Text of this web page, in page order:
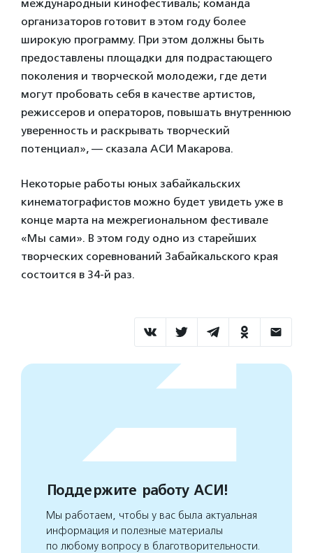
международный кинофестиваль; команда
организаторов готовит в этом году более
широкую программу. При этом должны быть
предоставлены площадки для подрастающего
поколения и творческой молодежи, где дети
могут пробовать себя в качестве артистов,
режиссеров и операторов, повышать внутреннюю
уверенность и раскрывать творческий
потенциал», — сказала АСИ Макарова.
Некоторые работы юных забайкальских
кинематографистов можно будет увидеть уже в
конце марта на межрегиональном фестивале
«Мы сами». В этом году одно из старейших
творческих соревнований Забайкальского края
состоится в 34-й раз.
Поддержите работу АСИ!
Мы работаем, чтобы у вас была актуальная
информация и полезные материалы
по любому вопросу в благотворительности.